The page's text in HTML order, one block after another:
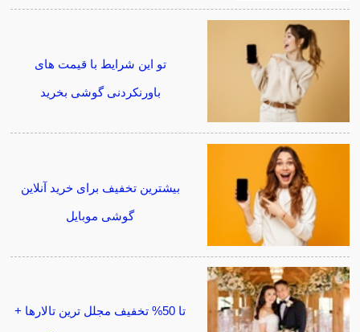
تو این شرایط با قیمت های
باورنکردنی گوشی بخرید
بیشترین تخفیف برای خرید آنلاین
گوشی موبایل
تا 50% تخفیف مجلل ترین تالارها +